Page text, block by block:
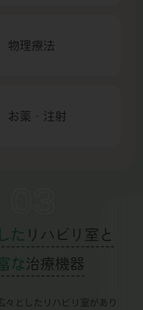
物理療法
お薬・注射
た リハビリ室と
な治療機器
々としたリハビリ室があり